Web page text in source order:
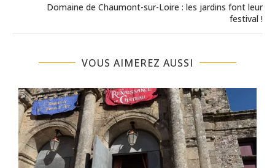
Domaine de Chaumont-sur-Loire : les jardins font leur
festival !
VOUS AIMEREZ AUSSI